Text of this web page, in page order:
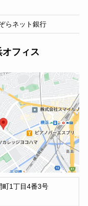
らネット銀行
フィス
町1丁目4番3号